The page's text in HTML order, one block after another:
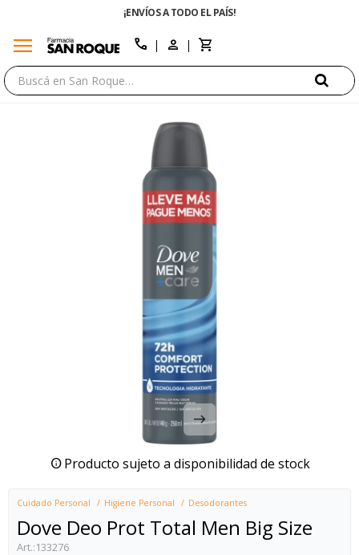
¡ENVÍOS A TODO EL PAÍS!
menu call
Producto sujeto a disponibilidad de stock
Cuidado Personal Higiene Personal Desodorantes
Dove Deo Prot Total Men Big Size
133276
close